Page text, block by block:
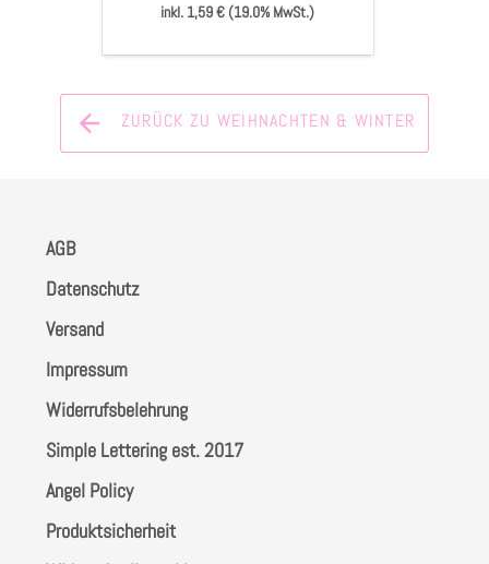
inkl. 1,59 € (19.0% MwSt.)
ZURÜCK ZU WEIHNACHTEN & WINTER
AGB
Datenschutz
Versand
Impressum
Widerrufsbelehrung
Simple Lettering est. 2017
Angel Policy
Produktsicherheit